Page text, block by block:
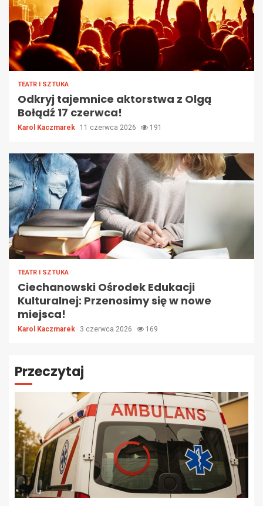
TEATR I SZTUKA
Odkryj tajemnice aktorstwa z Olgą
Bołądź 17 czerwca!
Karol Kaczmarek 11 czerwca 2026 191
TEATR I SZTUKA
Ciechanowski Ośrodek Edukacji
Kulturalnej: Przenosimy się w nowe
miejsca!
Karol Kaczmarek 3 czerwca 2026 169
Przeczytaj